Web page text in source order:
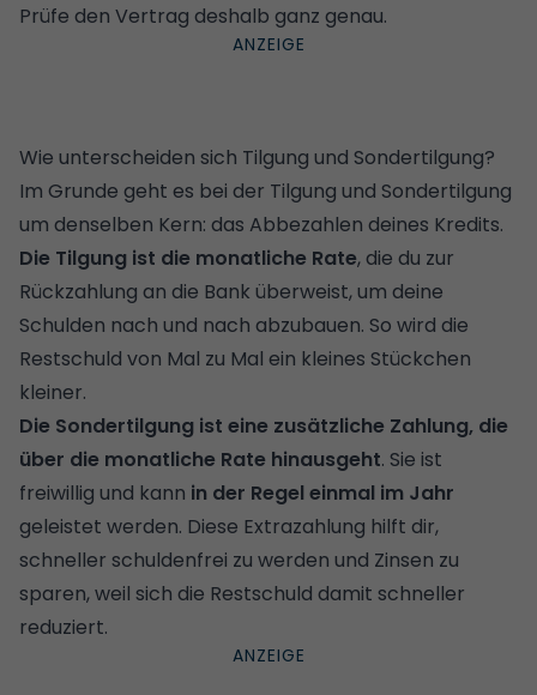
Prüfe den Vertrag deshalb ganz genau.
Wie unterscheiden sich Tilgung und Sondertilgung?
Im Grunde geht es bei der Tilgung und Sondertilgung
um denselben Kern: das Abbezahlen deines Kredits.
Die Tilgung ist die monatliche Rate, die du zur
Rückzahlung an die Bank überweist, um deine
Schulden nach und nach abzubauen. So wird die
Restschuld von Mal zu Mal ein kleines Stückchen
kleiner.
Die Sondertilgung ist eine zusätzliche Zahlung, die
über die monatliche Rate hinausgeht. Sie ist
freiwillig und kann in der Regel einmal im Jahr
geleistet werden. Diese Extrazahlung hilft dir,
schneller schuldenfrei zu werden und Zinsen zu
sparen, weil sich die Restschuld damit schneller
reduziert.